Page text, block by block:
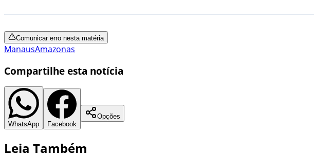
Comunicar erro nesta matéria
ManausAmazonas
Compartilhe esta notícia
WhatsApp Facebook
Opções
Leia Também